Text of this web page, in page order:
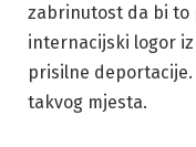
zabrinutost da bi to
internacijski logor
prisilne
takvog mjesta.